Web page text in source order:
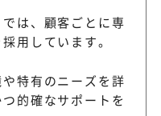
では、顧客ごとに専
用しています。
特有のニーズを詳
的確なサポートを